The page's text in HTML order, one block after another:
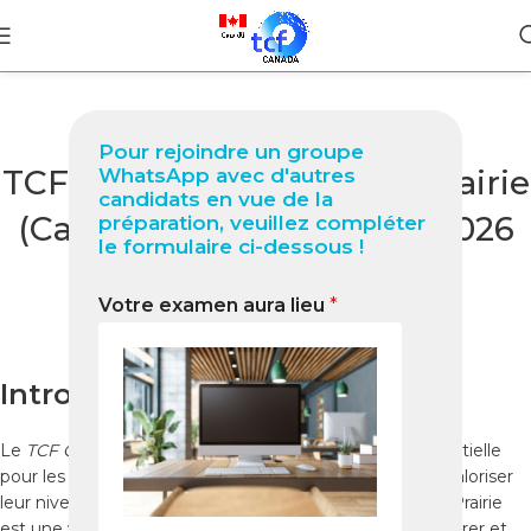
Pour rejoindre un groupe
WhatsApp avec d'autres
candidats en vue de la
préparation, veuillez compléter
le formulaire ci-dessous !
Votre examen aura lieu *
BLOG
TCF Canada à Portage la Prairie
(Canada) Guide complet 2026
NabilOn janvier 1, 2026
Introduction
Le TCF Canada à Portage la Prairieest une étape essentielle
pour les candidats souhaitant immigrer au Canada ou valoriser
leur niveau de français. Située au Manitoba, Portage la Prairie